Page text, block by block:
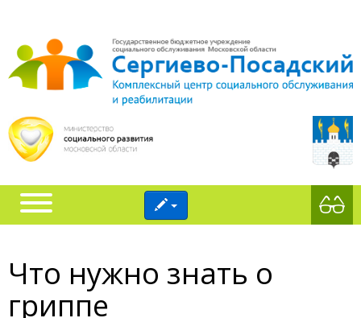
Что нужно знать о
гриппе